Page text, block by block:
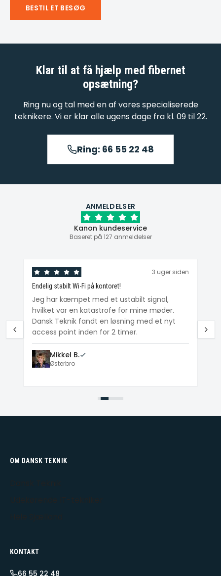
BESTIL ET BESØG
Klar til at få hjælp med fibernet
opsætning?
Ring nu og tal med en af vores specialiserede
teknikere. Vi er klar alle ugens dage fra kl. 09 til 22.
Ring: 66 55 22 48
ANMELDELSER
Kanon kundeservice
Baseret på 127 anmeldelser
3 uger siden
Endelig stabilt Wi-Fi på kontoret!
Jeg har kæmpet med et ustabilt signal,
hvilket var en katastrofe for mine møder.
Dansk Teknik fandt en løsning med et nyt
access point inden for 2 timer.
Mikkel B.
Østerbro
OM DANSK TEKNIK
KONTAKT
66 55 22 48